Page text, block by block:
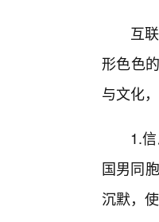
互
形色色
与文化
1.
国男同
沉默，